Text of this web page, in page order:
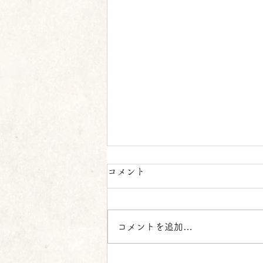
🎆8月のお知らせ 🎆
なってまいりましたが、皆様いか
がお過ごしでしょうか。これか
コメント
コメントを追加…